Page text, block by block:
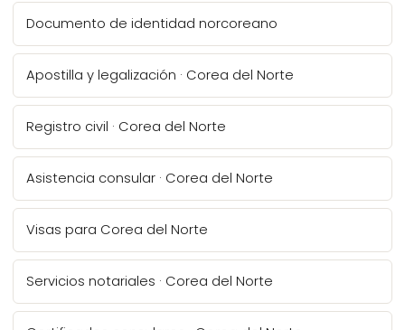
Documento de identidad norcoreano
Apostilla y legalización · Corea del Norte
Registro civil · Corea del Norte
Asistencia consular · Corea del Norte
Visas para Corea del Norte
Servicios notariales · Corea del Norte